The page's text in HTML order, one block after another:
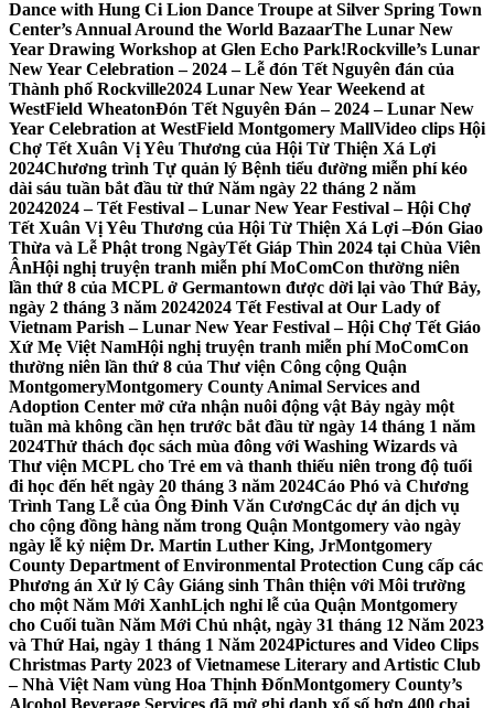
Dance with Hung Ci Lion Dance Troupe at Silver Spring Town
Center’s Annual Around the World BazaarThe Lunar New
Year Drawing Workshop at Glen Echo Park!Rockville’s Lunar
New Year Celebration – 2024 – Lễ đón Tết Nguyên đán của
Thành phố Rockville2024 Lunar New Year Weekend at
WestField WheatonĐón Tết Nguyên Đán – 2024 – Lunar New
Year Celebration at WestField Montgomery MallVideo clips Hội
Chợ Tết Xuân Vị Yêu Thương của Hội Từ Thiện Xá Lợi
2024Chương trình Tự quản lý Bệnh tiểu đường miễn phí kéo
dài sáu tuần bắt đầu từ thứ Năm ngày 22 tháng 2 năm
20242024 – Tết Festival – Lunar New Year Festival – Hội Chợ
Tết Xuân Vị Yêu Thương của Hội Từ Thiện Xá Lợi –Đón Giao
Thừa và Lễ Phật trong NgàyTết Giáp Thìn 2024 tại Chùa Viên
ÂnHội nghị truyện tranh miễn phí MoComCon thường niên
lần thứ 8 của MCPL ở Germantown được dời lại vào Thứ Bảy,
ngày 2 tháng 3 năm 20242024 Tết Festival at Our Lady of
Vietnam Parish – Lunar New Year Festival – Hội Chợ Tết Giáo
Xứ Mẹ Việt NamHội nghị truyện tranh miễn phí MoComCon
thường niên lần thứ 8 của Thư viện Công cộng Quận
MontgomeryMontgomery County Animal Services and
Adoption Center mở cửa nhận nuôi động vật Bảy ngày một
tuần mà không cần hẹn trước bắt đầu từ ngày 14 tháng 1 năm
2024Thử thách đọc sách mùa đông với Washing Wizards và
Thư viện MCPL cho Trẻ em và thanh thiếu niên trong độ tuổi
đi học đến hết ngày 20 tháng 3 năm 2024Cáo Phó và Chương
Trình Tang Lễ của Ông Đinh Văn CươngCác dự án dịch vụ
cho cộng đồng hàng năm trong Quận Montgomery vào ngày
ngày lễ kỷ niệm Dr. Martin Luther King, JrMontgomery
County Department of Environmental Protection Cung cấp các
Phương án Xử lý Cây Giáng sinh Thân thiện với Môi trường
cho một Năm Mới XanhLịch nghỉ lễ của Quận Montgomery
cho Cuối tuần Năm Mới Chủ nhật, ngày 31 tháng 12 Năm 2023
và Thứ Hai, ngày 1 tháng 1 Năm 2024Pictures and Video Clips
Christmas Party 2023 of Vietnamese Literary and Artistic Club
– Nhà Việt Nam vùng Hoa Thịnh ĐốnMontgomery County’s
Alcohol Beverage Services đã mở ghi danh xổ số hơn 400 chai